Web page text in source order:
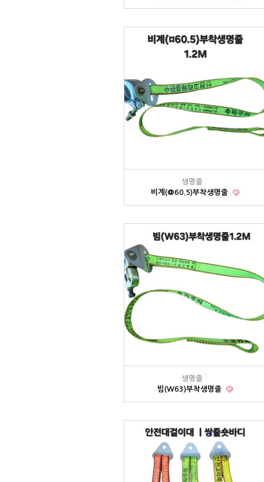
생명줄
비계(@60.5)부착생명줄
생명줄
빔(W63)부착생명줄